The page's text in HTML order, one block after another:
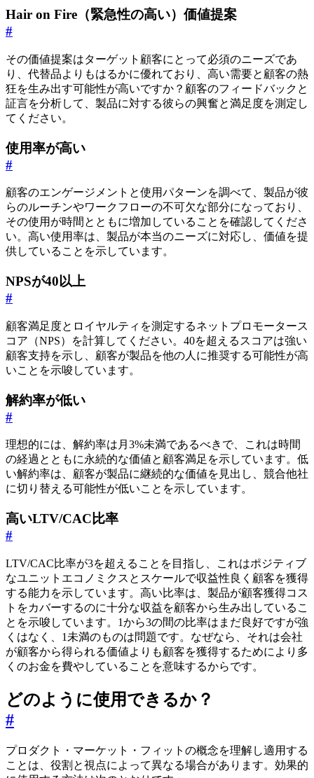
Hair on Fire（緊急性の高い）価値提案
#
その価値提案はターゲット顧客にとって必須のニーズであ
り、代替品よりもはるかに優れており、高い需要と顧客の熱
狂を生み出す可能性が高いですか？顧客のフィードバックと
証言を分析して、製品に対する彼らの興奮と満足度を測定し
てください。
使用率が高い
#
顧客のエンゲージメントと使用パターンを調べて、製品が彼
らのルーチンやワークフローの不可欠な部分になっており、
その使用が時間とともに増加していることを確認してくださ
い。高い使用率は、製品が本当のニーズに対応し、価値を提
供していることを示しています。
NPSが40以上
#
顧客満足度とロイヤルティを測定するネットプロモータース
コア（NPS）を計算してください。40を超えるスコアは強い
顧客支持を示し、顧客が製品を他の人に推奨する可能性が高
いことを示唆しています。
解約率が低い
#
理想的には、解約率は月3%未満であるべきで、これは時間
の経過とともに永続的な価値と顧客満足を示しています。低
い解約率は、顧客が製品に継続的な価値を見出し、競合他社
に切り替える可能性が低いことを示しています。
高いLTV/CAC比率
#
LTV/CAC比率が3を超えることを目指し、これはポジティブ
なユニットエコノミクスとスケールで収益性良く顧客を獲得
する能力を示しています。高い比率は、製品が顧客獲得コス
トをカバーするのに十分な収益を顧客から生み出しているこ
とを示唆しています。1から3の間の比率はまだ良好ですが強
くはなく、1未満のものは問題です。なぜなら、それは会社
が顧客から得られる価値よりも顧客を獲得するためにより多
くのお金を費やしていることを意味するからです。
どのように使用できるか？
#
プロダクト・マーケット・フィットの概念を理解し適用する
ことは、役割と視点によって異なる場合があります。効果的